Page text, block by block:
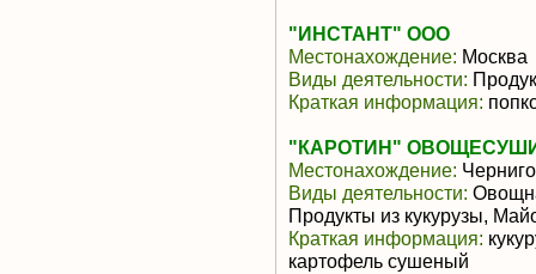
"ИНСТАНТ" ООО
Местонахождение: Москва
Виды деятельности:
Краткая информация:
"КАРОТИН"
Местонахождение:
Виды деятельности:
Продукты из кукурузы,
Краткая информация:
картофель сушеный